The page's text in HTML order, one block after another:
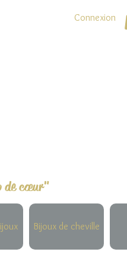
Connexion
de cœur"
Bijoux de cheville